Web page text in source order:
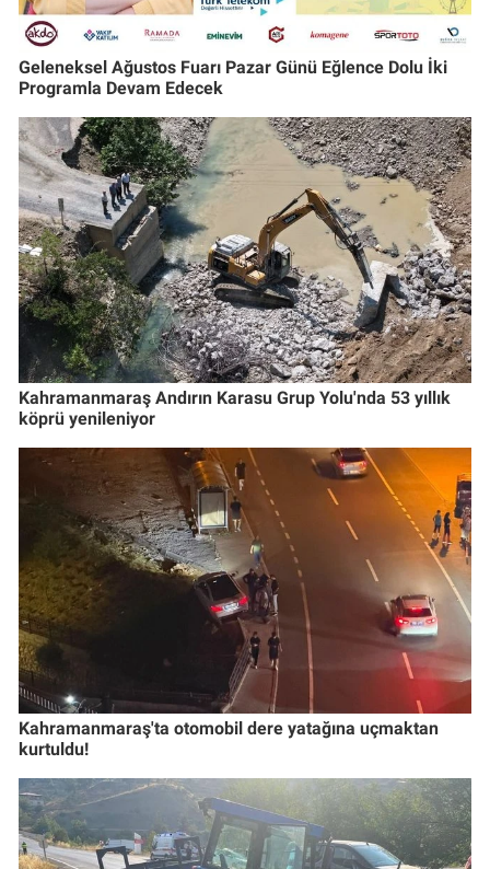
Geleneksel Ağustos Fuarı Pazar Günü Eğlence Dolu İki
Programla Devam Edecek
Kahramanmaraş Andırın Karasu Grup Yolu'nda 53 yıllık
köprü yenileniyor
Kahramanmaraş'ta otomobil dere yatağına uçmaktan
kurtuldu!